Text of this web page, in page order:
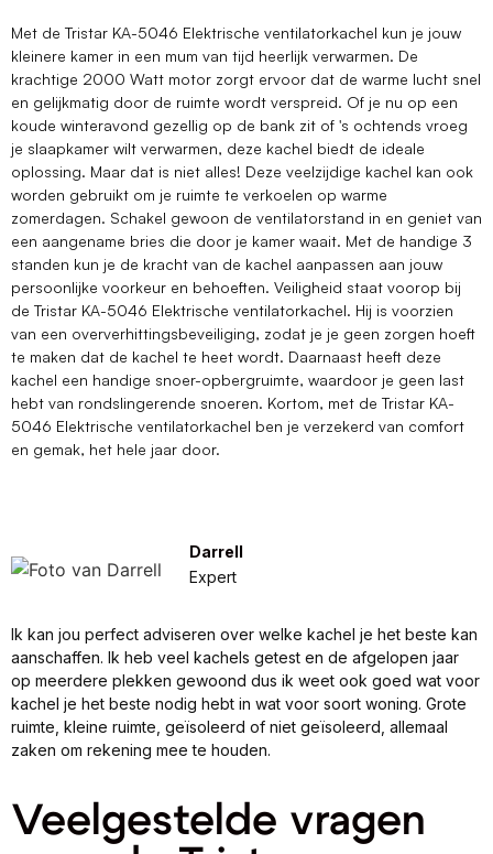
Met de Tristar KA-5046 Elektrische ventilatorkachel kun je jouw
kleinere kamer in een mum van tijd heerlijk verwarmen. De
krachtige 2000 Watt motor zorgt ervoor dat de warme lucht snel
en gelijkmatig door de ruimte wordt verspreid. Of je nu op een
koude winteravond gezellig op de bank zit of 's ochtends vroeg
je slaapkamer wilt verwarmen, deze kachel biedt de ideale
oplossing. Maar dat is niet alles! Deze veelzijdige kachel kan ook
worden gebruikt om je ruimte te verkoelen op warme
zomerdagen. Schakel gewoon de ventilatorstand in en geniet van
een aangename bries die door je kamer waait. Met de handige 3
standen kun je de kracht van de kachel aanpassen aan jouw
persoonlijke voorkeur en behoeften. Veiligheid staat voorop bij
de Tristar KA-5046 Elektrische ventilatorkachel. Hij is voorzien
van een oververhittingsbeveiliging, zodat je je geen zorgen hoeft
te maken dat de kachel te heet wordt. Daarnaast heeft deze
kachel een handige snoer-opbergruimte, waardoor je geen last
hebt van rondslingerende snoeren. Kortom, met de Tristar KA-
5046 Elektrische ventilatorkachel ben je verzekerd van comfort
en gemak, het hele jaar door.
Darrell
Expert
Ik kan jou perfect adviseren over welke kachel je het beste kan
aanschaffen. Ik heb veel kachels getest en de afgelopen jaar
op meerdere plekken gewoond dus ik weet ook goed wat voor
kachel je het beste nodig hebt in wat voor soort woning. Grote
ruimte, kleine ruimte, geïsoleerd of niet geïsoleerd, allemaal
zaken om rekening mee te houden.
Veelgestelde vragen